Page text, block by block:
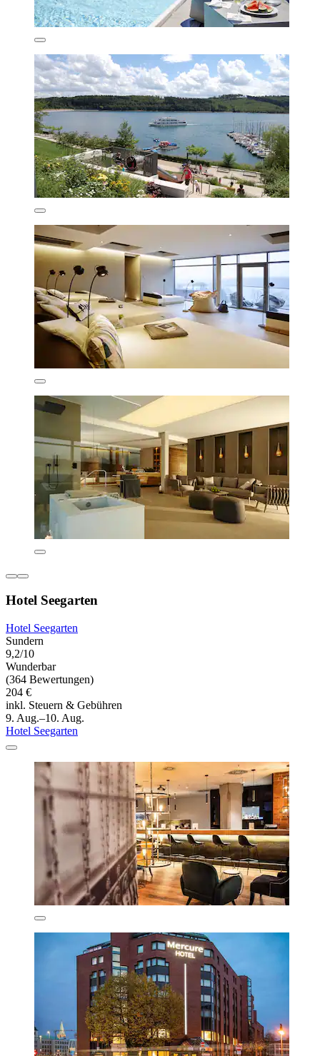
Hotel Seegarten
Hotel Seegarten
Sundern
9,2/10
Wunderbar
(364 Bewertungen)
204 €
inkl. Steuern & Gebühren
9. Aug.–10. Aug.
Hotel Seegarten